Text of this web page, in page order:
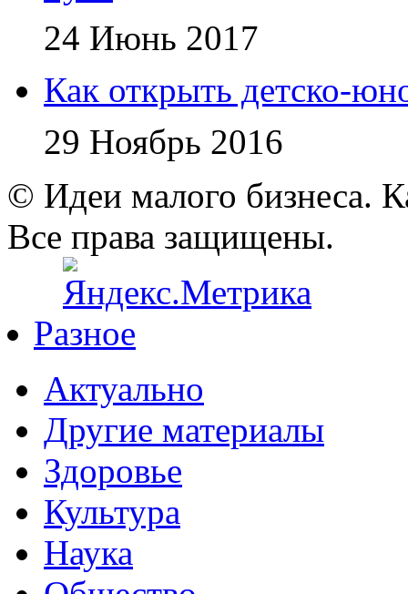
24 Июнь 2017
Как открыть детско-
29 Ноябрь 2016
© Идеи малого бизнеса.
Все права защищены.
Разное
Актуально
Другие материалы
Здоровье
Культура
Наука